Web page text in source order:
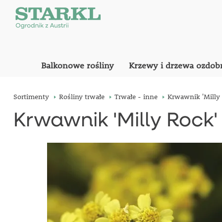
Balkonowe rośliny Krzewy i drzewa
Sortimenty Rośliny trwałe Trwałe - inne Krwawnik 'Milly
Krwawnik 'Milly Rock'